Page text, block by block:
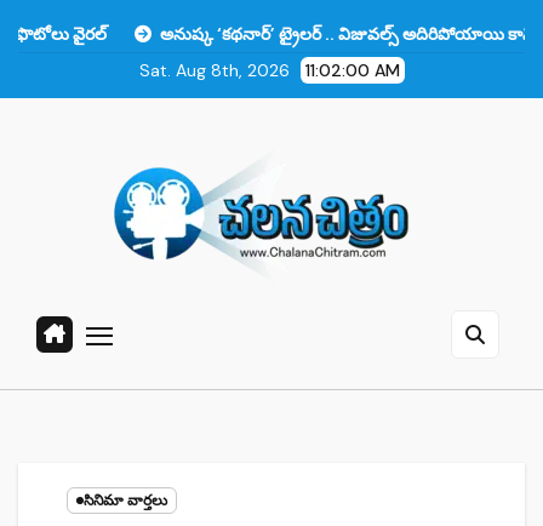
అనుష్క ‘కథనార్’ ట్రైలర్ .. విజువల్స్ అదిరిపోయాయి కానీ ఆ ఒక్కటే
Sat. Aug 8th, 2026
11:02:01 AM
సినిమా వార్తలు